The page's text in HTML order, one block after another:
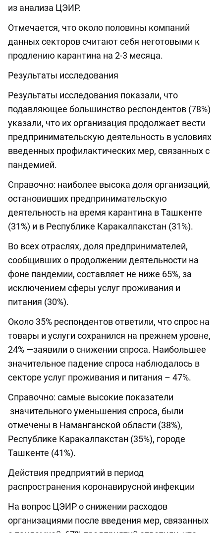
из анализа ЦЭИР.
Отмечается, что около половины компаний
данных секторов считают себя неготовыми к
продлению карантина на 2-3 месяца.
Результаты исследования
Результаты исследования показали, что
подавляющее большинство респондентов (78%)
указали, что их организация продолжает вести
предпринимательскую деятельность в условиях
введенных профилактических мер, связанных с
пандемией.
Справочно: наиболее высока доля организаций,
остановивших предпринимательскую
деятельность на время карантина в Ташкенте
(31%) и в Республике Каракалпакстан (31%).
Во всех отраслях, доля предпринимателей,
сообщивших о продолжении деятельности на
фоне пандемии, составляет не ниже 65%, за
исключением сферы услуг проживания и
питания (30%).
Около 35% респондентов ответили, что спрос на
товары и услуги сохранился на прежнем уровне,
24% —заявили о снижении спроса. Наибольшее
значительное падение спроса наблюдалось в
секторе услуг проживания и питания – 47%.
Справочно: самые высокие показатели
значительного уменьшения спроса, были
отмечены в Наманганской области (38%),
Республике Каракалпакстан (35%), городе
Ташкенте (41%).
Действия предприятий в период
распространения коронавирусной инфекции
На вопрос ЦЭИР о снижении расходов
организациями после введения мер, связанных